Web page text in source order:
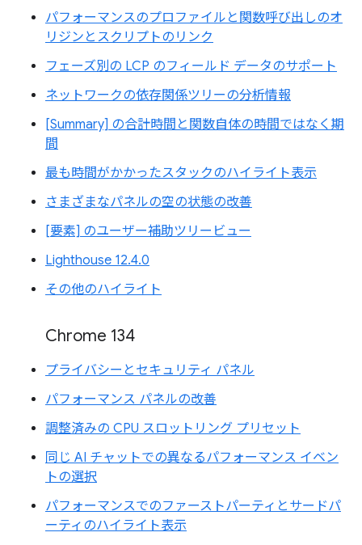
パフォーマンスのプロファイルと関数呼び出しのオ
リジンとスクリプトのリンク
フェーズ別の LCP のフィールド データのサポート
ネットワークの依存関係ツリーの分析情報
[Summary] の合計時間と関数自体の時間ではなく期
間
最も時間がかかったスタックのハイライト表示
さまざまなパネルの空の状態の改善
[要素] のユーザー補助ツリービュー
Lighthouse 12.4.0
その他のハイライト
Chrome 134
プライバシーとセキュリティ パネル
パフォーマンス パネルの改善
調整済みの CPU スロットリング プリセット
同じ AI チャットでの異なるパフォーマンス イベン
トの選択
パフォーマンスでのファーストパーティとサードパ
ーティのハイライト表示